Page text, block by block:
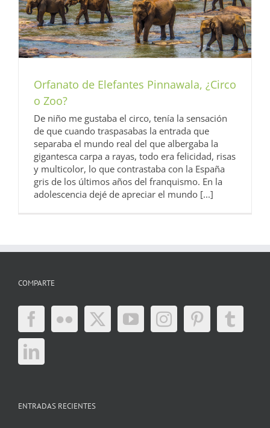
Orfanato de Elefantes Pinnawala, ¿Circo
o Zoo?
De niño me gustaba el circo, tenía la sensación
de que cuando traspasabas la entrada que
separaba el mundo real del que albergaba la
gigantesca carpa a rayas, todo era felicidad, risas
y multicolor, lo que contrastaba con la España
gris de los últimos años del franquismo. En la
adolescencia dejé de apreciar el mundo [...]
COMPARTE
ENTRADAS RECIENTES